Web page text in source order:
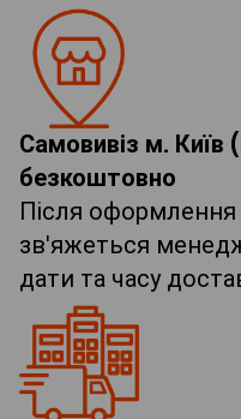
Самовивіз м.
безкоштовно
Після
зв'яжеться
дати та часу